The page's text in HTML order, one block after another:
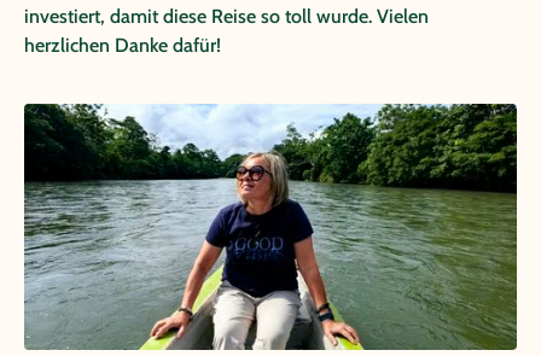
investiert, damit diese Reise so toll wurde. Vielen
herzlichen Danke dafür!